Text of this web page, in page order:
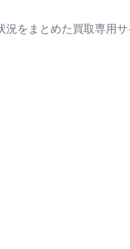
をまとめた買取専用サ